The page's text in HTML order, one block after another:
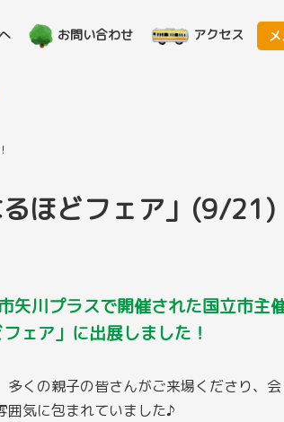
お問い合わせ アクセス
ほどフェア」(9/21)
矢川プラスで開催された国立市主
ェア」に出展しました！
多くの親子の皆さんがご来場くださり、会
囲気に包まれていました♪